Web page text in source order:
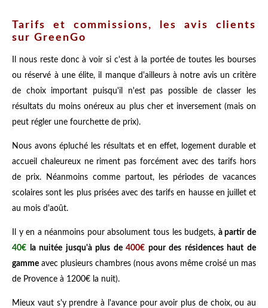
Tarifs et commissions, les avis clients
sur GreenGo
Il nous reste donc à voir si c'est à la portée de toutes les bourses
ou réservé à une élite, il manque d'ailleurs à notre avis un critère
de choix important puisqu'il n'est pas possible de classer les
résultats du moins onéreux au plus cher et inversement (mais on
peut régler une fourchette de prix).
Nous avons épluché les résultats et en effet, logement durable et
accueil chaleureux ne riment pas forcément avec des tarifs hors
de prix. Néanmoins comme partout, les périodes de vacances
scolaires sont les plus prisées avec des tarifs en hausse en juillet et
au mois d'août.
Il y en a néanmoins pour absolument tous les budgets, à partir de
40€ la nuitée jusqu'à plus de400€ pour des résidences haut de
gamme avec plusieurs chambres (nous avons même croisé un mas
de Provence à 1200€ la nuit).
Mieux vaut s'y prendre à l'avance pour avoir plus de choix, ou au